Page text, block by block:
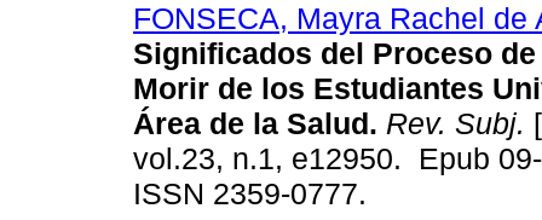
FONSECA, Mayra Rachel de
Significados del Proceso
Morir de los Estudiantes
Área de la Salud. Rev. Subj.
vol.23, n.1, e12950. Epub
ISSN 2359-0777.